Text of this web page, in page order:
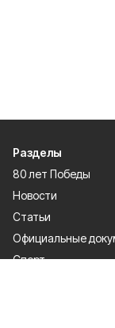
Разделы
80 лет Победы
Новости
Статьи
Официальные
Спорт